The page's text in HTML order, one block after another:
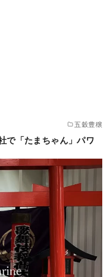
五穀豊穣
で「たまちゃん」パワ